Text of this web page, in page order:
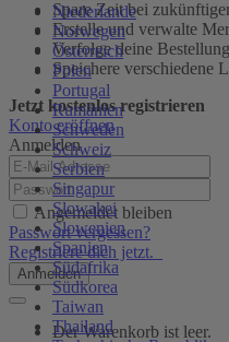
Niederlande
Norwegen
Österreich
Polen
Portugal
Rumänien
Schweden
Schweiz
Serbien
Singapur
Slowakei
Slowenien
Spanien
Südafrika
Südkorea
Taiwan
Thailand
Spare Zeit bei
Erstelle und verwalte
Verfolge deine
Speichere verschiedene
Jetzt kostenlos registrieren
Konto eröffnen
Anmelden
Angemeldet bleiben
Passwort vergessen?
Registriere dich jetzt.
Anmelden
Der Warenkorb ist leer.